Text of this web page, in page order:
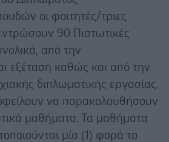
οι φοιτητές/τριες
90 Πιστωτικές
από την
εξέταση καθώς και από την
διπλωματικής εργασίας.
να παρακολουθήσουν
μαθήματα. Τα μαθήματα
μία (1) φορά το